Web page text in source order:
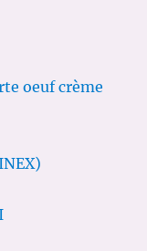
oeuf crème